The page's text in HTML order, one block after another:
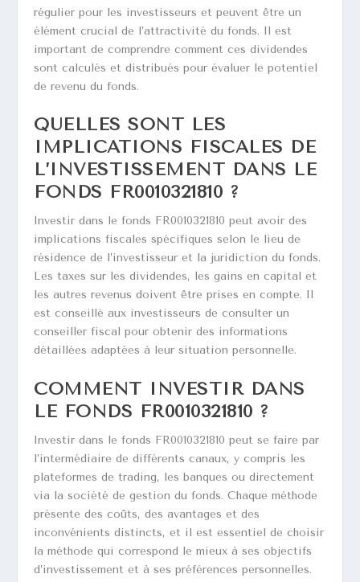
régulier pour les investisseurs et peuvent être un
élément crucial de l’attractivité du fonds. Il est
important de comprendre comment ces dividendes
sont calculés et distribués pour évaluer le potentiel
de revenu du fonds.
QUELLES SONT LES
IMPLICATIONS FISCALES DE
L’INVESTISSEMENT DANS LE
FONDS FR0010321810 ?
Investir dans le fonds FR0010321810 peut avoir des
implications fiscales spécifiques selon le lieu de
résidence de l’investisseur et la juridiction du fonds.
Les taxes sur les dividendes, les gains en capital et
les autres revenus doivent être prises en compte. Il
est conseillé aux investisseurs de consulter un
conseiller fiscal pour obtenir des informations
détaillées adaptées à leur situation personnelle.
COMMENT INVESTIR DANS
LE FONDS FR0010321810 ?
Investir dans le fonds FR0010321810 peut se faire par
l’intermédiaire de différents canaux, y compris les
plateformes de trading, les banques ou directement
via la société de gestion du fonds. Chaque méthode
présente des coûts, des avantages et des
inconvénients distincts, et il est essentiel de choisir
la méthode qui correspond le mieux à ses objectifs
d’investissement et à ses préférences personnelles.